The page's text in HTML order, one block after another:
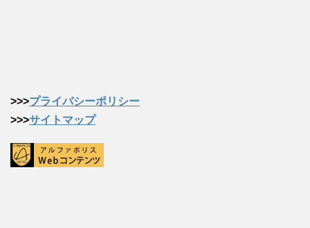
>>>プライバシーポリシー
>>>サイトマップ